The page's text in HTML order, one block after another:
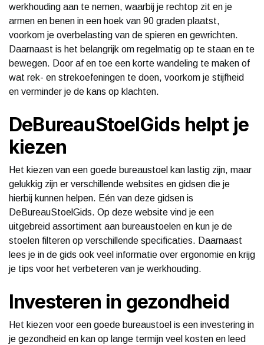
werkhouding aan te nemen, waarbij je rechtop zit en je
armen en benen in een hoek van 90 graden plaatst,
voorkom je overbelasting van de spieren en gewrichten.
Daarnaast is het belangrijk om regelmatig op te staan en te
bewegen. Door af en toe een korte wandeling te maken of
wat rek- en strekoefeningen te doen, voorkom je stijfheid
en verminder je de kans op klachten.
DeBureauStoelGids helpt je
kiezen
Het kiezen van een goede bureaustoel kan lastig zijn, maar
gelukkig zijn er verschillende websites en gidsen die je
hierbij kunnen helpen. Eén van deze gidsen is
DeBureauStoelGids. Op deze website vind je een
uitgebreid assortiment aan bureaustoelen en kun je de
stoelen filteren op verschillende specificaties. Daarnaast
lees je in de gids ook veel informatie over ergonomie en krijg
je tips voor het verbeteren van je werkhouding.
Investeren in gezondheid
Het kiezen voor een goede bureaustoel is een investering in
je gezondheid en kan op lange termijn veel kosten en leed